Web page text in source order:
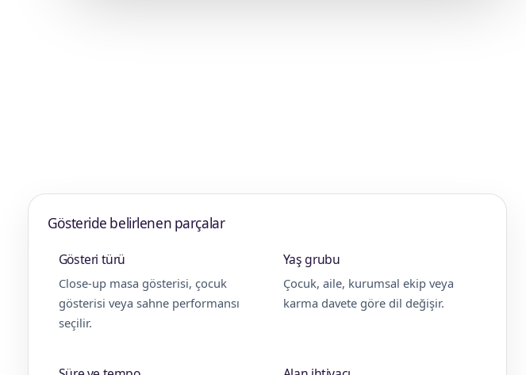
Gösteride belirlenen parçalar
Gösteri türü
Close-up masa gösterisi, çocuk
gösterisi veya sahne performansı
seçilir.
Yaş grubu
Çocuk, aile, kurumsal ekip veya
karma davete göre dil değişir.